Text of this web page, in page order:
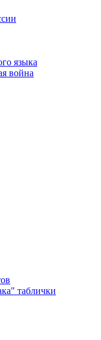
языка
война
таблички